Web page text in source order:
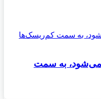
نمی‌شود، به سمت